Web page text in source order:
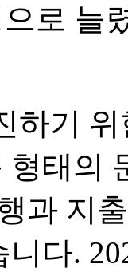
로 늘
하기
형태의
과 지
니다.